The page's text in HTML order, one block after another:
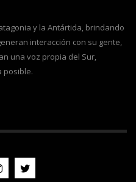
y la Antártida, brindando
interacción con su gente,
una voz propia del Sur,
posible.